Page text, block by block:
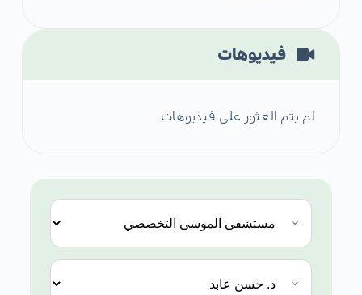
فيديوهات
لم يتم العثور على فيديوهات.